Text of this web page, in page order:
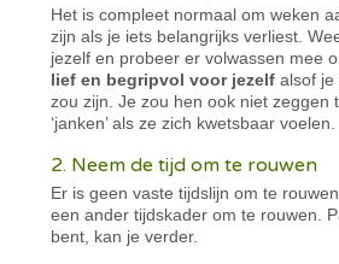
Het is compleet normaal om weken
zijn als je iets belangrijks verliest.
jezelf en probeer er volwassen mee
lief en begripvol voor jezelf alsof je
zou zijn. Je zou hen ook niet zeggen
‘janken’ als ze zich kwetsbaar voelen.
2. Neem de tijd om te rouwen
Er is geen vaste tijdslijn om te
een ander tijdskader om te rouwen.
bent, kan je verder.